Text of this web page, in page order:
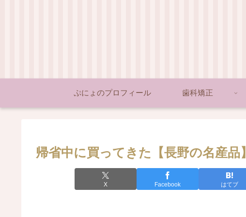
ぷにょのプロフィール 歯科矯正
帰省中に買ってきた【長野の名産品】
X Facebook はてブ